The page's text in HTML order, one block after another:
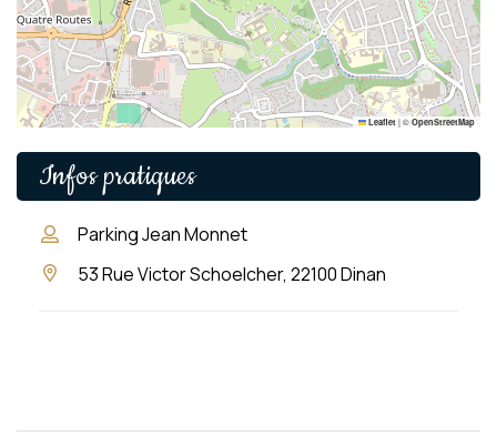
Leaflet |© OpenStreetMap
Infos pratiques
Parking Jean Monnet
53 Rue Victor Schoelcher, 22100 Dinan